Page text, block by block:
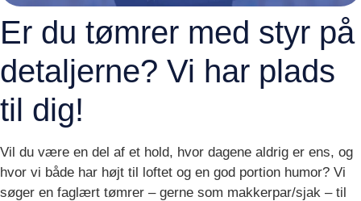
Er du tømrer med styr på
detaljerne? Vi har plads
til dig!
Vil du være en del af et hold, hvor dagene aldrig er ens, og
hvor vi både har højt til loftet og en god portion humor? Vi
søger en faglært tømrer – gerne som makkerpar/sjak – til